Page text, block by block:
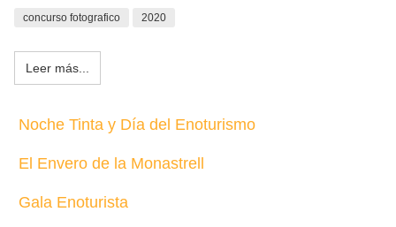
concurso fotografico 2020
Leer más...
Noche Tinta y Día del Enoturismo
El Envero de la Monastrell
Gala Enoturista